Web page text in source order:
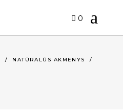
0
/ NATŪRALŪS AKMENYS /